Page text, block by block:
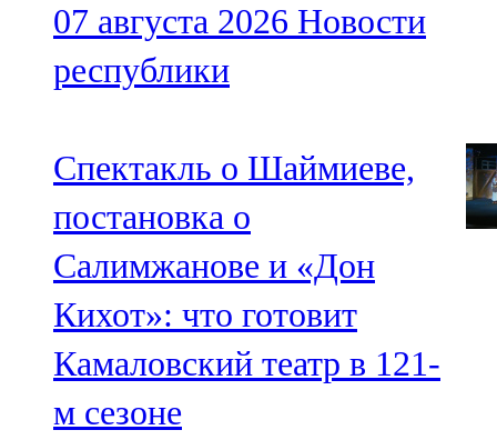
07 августа 2026 Новости
республики
Спектакль о Шаймиеве,
постановка о
Салимжанове и «Дон
Кихот»: что готовит
Камаловский театр в 121-
м сезоне